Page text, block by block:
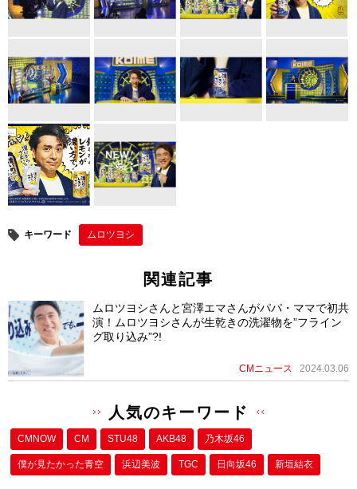
b
o
k
st
キーワード ムロツヨシ
関連記事
ムロツヨシさんと宮澤エマさんがパパ・ママで初共
演！ムロツヨシさんが生乾きの洗濯物を”フライン
グ取り込み”?!
CMニュース 2024.03.06
人気のキーワード
CMNOW CM STU48 AKB48 乃木坂46
僕が⾒たかった⻘空 浜辺美波 TGC 日向坂46 新垣結衣